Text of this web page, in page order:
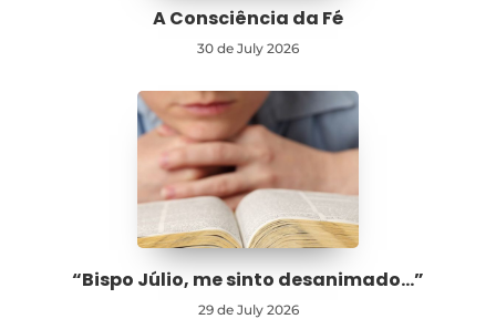
A Consciência da Fé
30 de July 2026
“Bispo Júlio, me sinto desanimado…”
29 de July 2026